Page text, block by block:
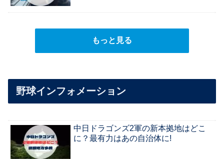
もっと見る
野球インフォメーション
中日ドラゴンズ2軍の新本拠地はどこ
に？最有力はあの自治体に!